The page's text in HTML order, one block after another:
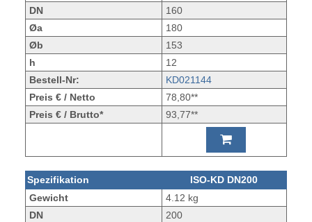
DN
160
Øa
180
Øb
153
h
12
Bestell-Nr:
KD021144
Preis € / Netto
78,80**
Preis € / Brutto*
93,77**
Spezifikation
ISO-KD DN200
Gewicht
4.12 kg
DN
200